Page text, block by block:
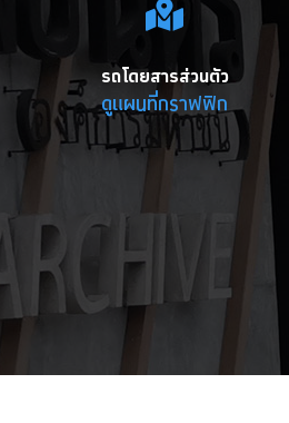
รถโดยสารส่วนตัว
ดูแผนที่กราฟฟิก